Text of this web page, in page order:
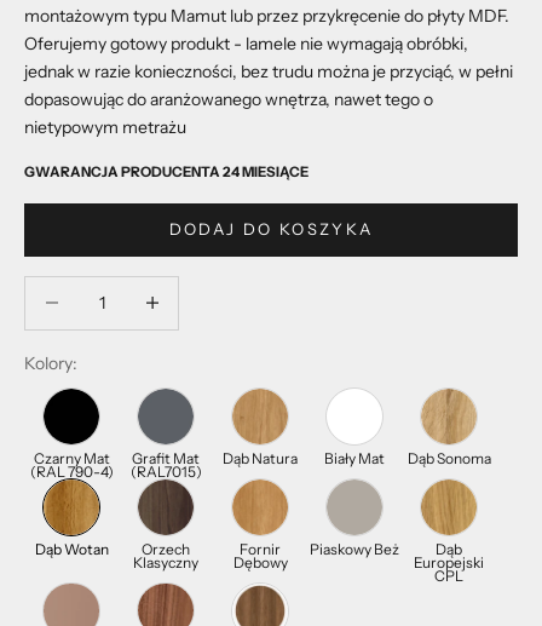
montażowym typu Mamut lub przez przykręcenie do płyty MDF.
Oferujemy gotowy produkt - lamele nie wymagają obróbki,
jednak w razie konieczności, bez trudu można je przyciąć, w pełni
dopasowując do aranżowanego wnętrza, nawet tego o
nietypowym metrażu
GWARANCJA PRODUCENTA 24 MIESIĄCE
DODAJ DO KOSZYKA
Kolory:
Czarny Mat
(RAL 790-4)
Grafit Mat
(RAL7015)
Dąb Natura Biały Mat Dąb Sonoma
Dąb Wotan Orzech
Klasyczny
Fornir
Dębowy
Piaskowy Beż Dąb
Europejski
CPL